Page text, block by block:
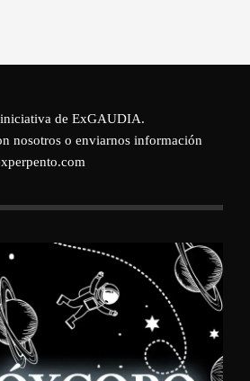
de ExGAUDIA.
nosotros o enviarnos información